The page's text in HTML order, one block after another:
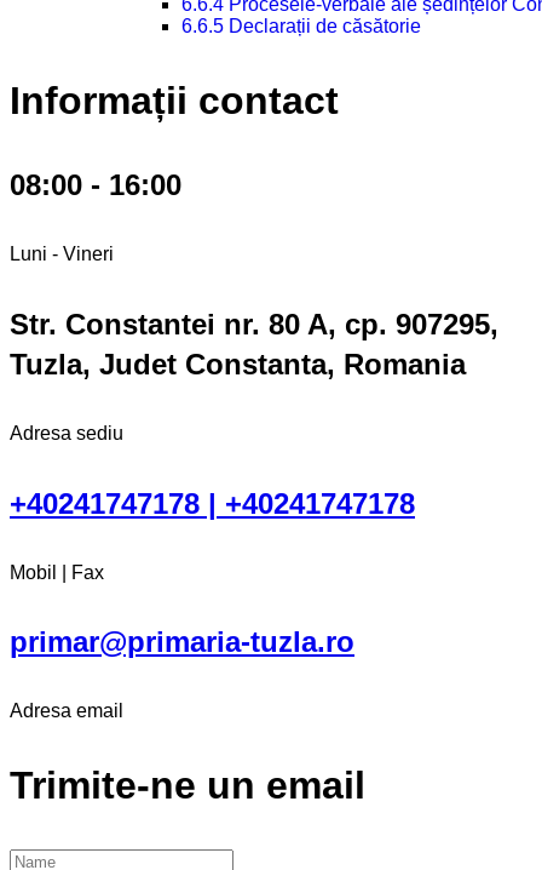
6.6.4 Procesele-verbale ale ședințelor
6.6.5 Declarații de căsătorie
Informații contact
08:00 - 16:00
Luni - Vineri
Str. Constantei nr. 80 A, cp. 907295,
Tuzla, Judet Constanta, Romania
Adresa sediu
+40241747178 | +40241747178
Mobil | Fax
primar@primaria-tuzla.ro
Adresa email
Trimite-ne un email